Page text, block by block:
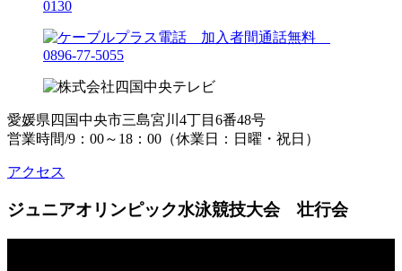
愛媛県四国中央市三島宮川4丁目6番48号
営業時間/9：00～18：00（休業日：日曜・祝日）
アクセス
ジュニアオリンピック水泳競技大会 壮行会